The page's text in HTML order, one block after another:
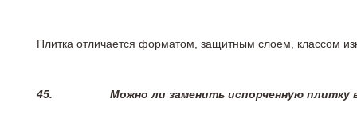
Плитка отличается форматом, защитным слоем, классом
45. Можно ли заменить испорченную плитку